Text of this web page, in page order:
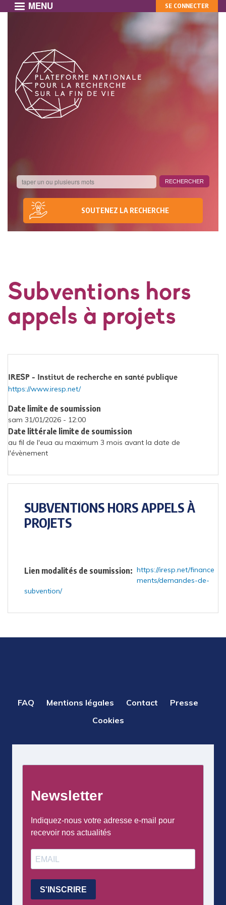
principal
MENU
SOUTENEZ LA RECHERCHE
MON
COMPTE
SE CONNECTER
Subventions hors
appels à projets
Financeur(s)
IRESP - Institut de recherche en santé publique
Site
https://www.iresp.net/
Date limite de soumission
sam 31/01/2026 - 12:00
Date littérale limite de soumission
au fil de l'eua au maximum 3 mois avant la date de
l'évènement
SUBVENTIONS HORS APPELS À
PROJETS
Lien modalités de soumission
https://iresp.net/finance
ments/demandes-de-
subvention/
PIED
FAQ Mentions légales Contact
Presse
Cookies